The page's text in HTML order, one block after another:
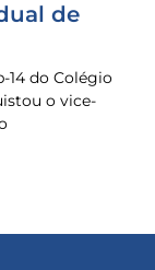
de
14 do Colégio
o vice-